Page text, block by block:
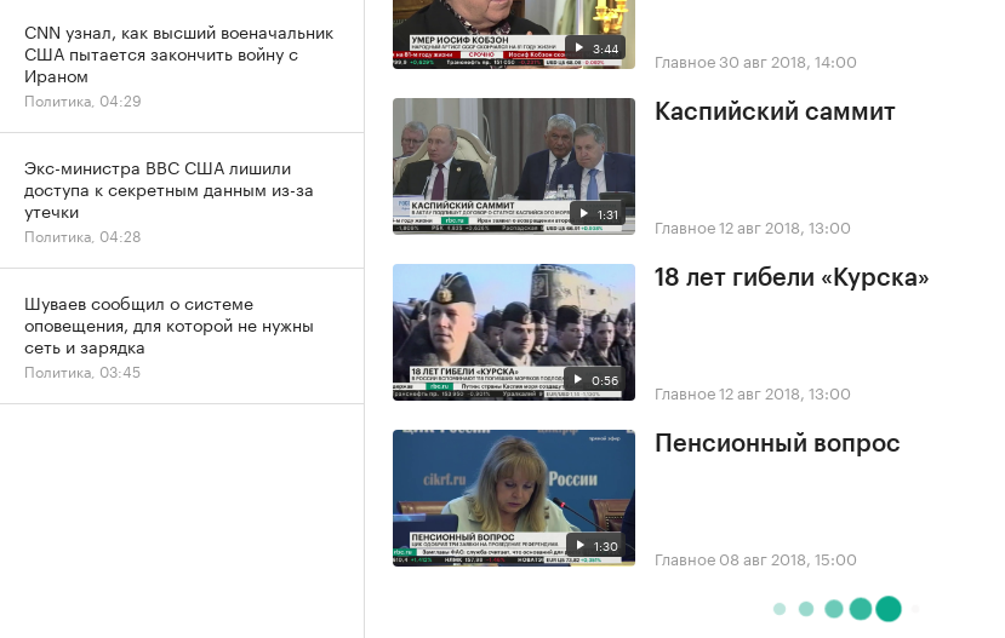
3:44 Главное30 авг 2018, 14:00
1:31
Каспийский саммит
Главное12 авг 2018, 13:00
0:56
18 лет гибели «Курска»
Главное12 авг 2018, 13:00
1:30
Пенсионный вопрос
Главное 08 авг 2018, 15:00
CNN узнал, как высший военачальник
США пытается закончить войну с
Ираном
Политика, 04:29
Экс-министра ВВС США лишили
доступа к секретным данным из-за
утечки
Политика, 04:28
Шуваев сообщил о системе
оповещения, для которой не нужны
сеть и зарядка
Политика, 03:45